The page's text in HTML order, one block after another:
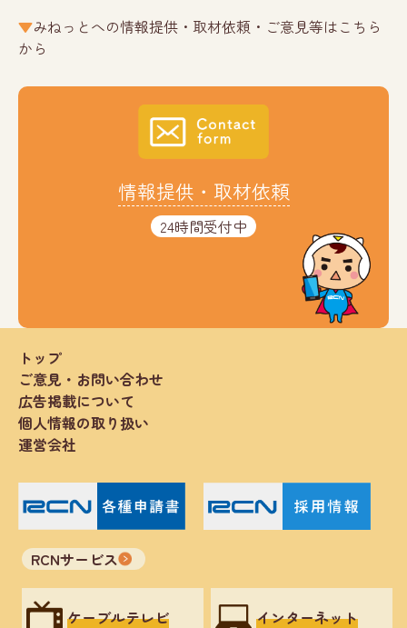
みねっとへの情報提供・取材依頼・ご意見等はこちら
から
情報提供・取材依頼
24時間受付中
トップ
ご意見・お問い合わせ
広告掲載について
個人情報の取り扱い
運営会社
RCNサービス
ケーブルテレビ インターネット